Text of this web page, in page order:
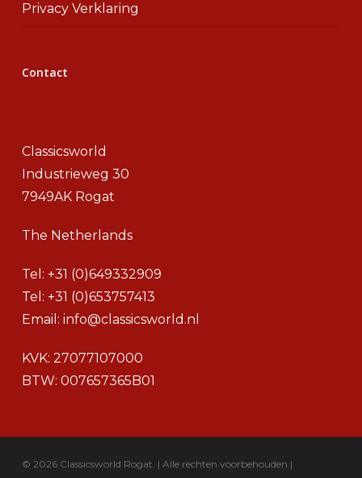
Privacy Verklaring
Contact
Classicsworld
Industrieweg 30
7949AK Rogat
The Netherlands
Tel: +31 (0)649332909
Tel: +31 (0)653757413
Email: info@classicsworld.nl
KVK: 27077107000
BTW: 007657365B01
© 2026 Classicsworld Rogat. | Alle rechten voorbehouden |